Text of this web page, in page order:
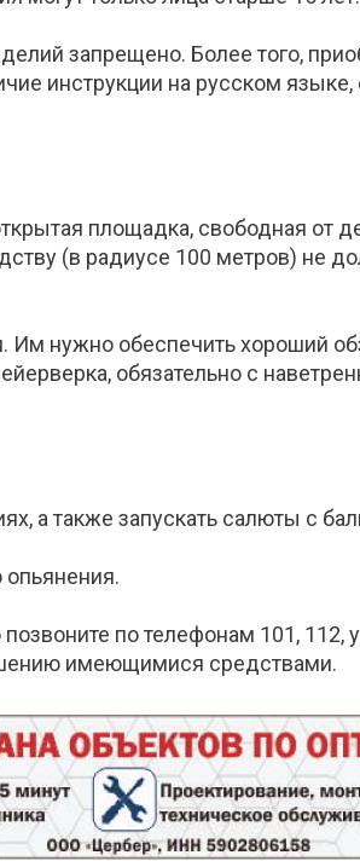
запрещено. Более того,
инструкции на русском
площадка, свободная от
(в радиусе 100 метров) не
Им нужно обеспечить хороший
обязательно с
а также запускать салюты с
опьянения.
по телефонам 101,
имеющимися средствами.